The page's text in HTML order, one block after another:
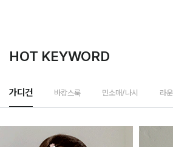
HOT KEYWORD
가디건 바캉스룩 민소매/나시 라